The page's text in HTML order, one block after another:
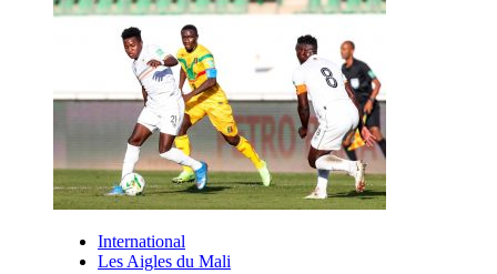
International
Les Aigles du Mali